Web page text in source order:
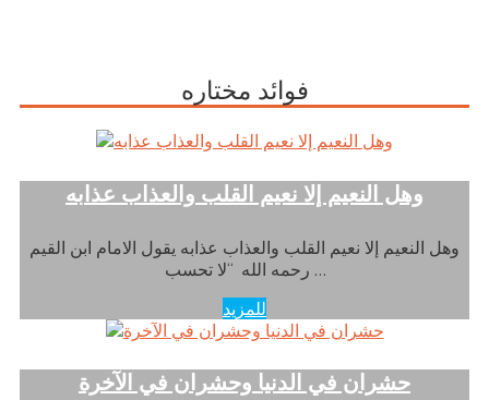
فوائد مختاره
وهل النعيم إلا نعيم القلب والعذاب عذابه
وهل النعيم إلا نعيم القلب والعذاب عذابه يقول الامام ابن القيم
رحمه الله “لا تحسب …
للمزيد
حشران في الدنيا وحشران في الآخرة